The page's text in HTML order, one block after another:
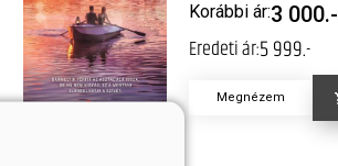
Korábbi ár:3 000.-
Eredeti ár:5 999.-
Megnézem